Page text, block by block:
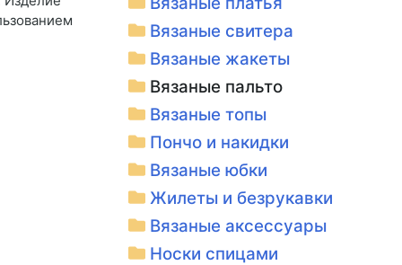
Вязаные свитера
Вязаные жакеты
Вязаные пальто
Вязаные топы
Пончо и накидки
Вязаные юбки
Жилеты и безрукавки
Вязаные аксессуары
Носки спицами